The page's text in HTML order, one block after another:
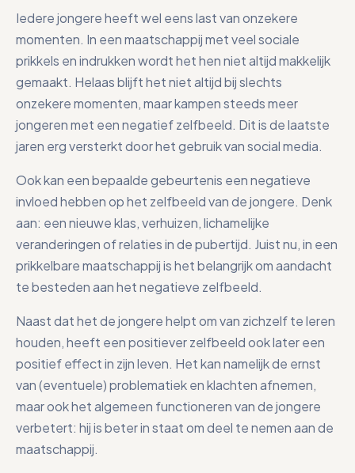
Iedere jongere heeft wel eens last van onzekere
momenten. In een maatschappij met veel sociale
prikkels en indrukken wordt het hen niet altijd makkelijk
gemaakt. Helaas blijft het niet altijd bij slechts
onzekere momenten, maar kampen steeds meer
jongeren met een negatief zelfbeeld. Dit is de laatste
jaren erg versterkt door het gebruik van social media.
Ook kan een bepaalde gebeurtenis een negatieve
invloed hebben op het zelfbeeld van de jongere. Denk
aan: een nieuwe klas, verhuizen, lichamelijke
veranderingen of relaties in de pubertijd. Juist nu, in een
prikkelbare maatschappij is het belangrijk om aandacht
te besteden aan het negatieve zelfbeeld.
Naast dat het de jongere helpt om van zichzelf te leren
houden, heeft een positiever zelfbeeld ook later een
positief effect in zijn leven. Het kan namelijk de ernst
van (eventuele) problematiek en klachten afnemen,
maar ook het algemeen functioneren van de jongere
verbetert: hij is beter in staat om deel te nemen aan de
maatschappij.